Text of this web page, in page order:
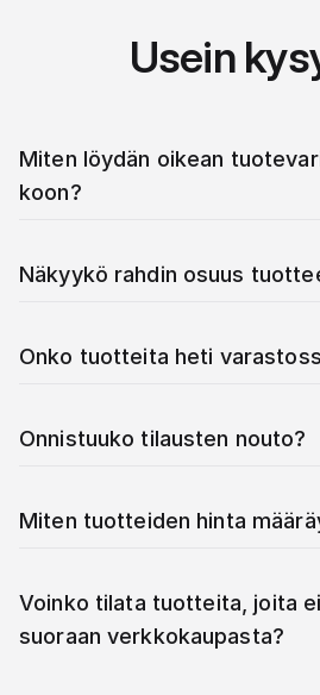
Usein
Miten löydän oikean
koon?
Näkyykö rahdin osuus
Onko tuotteita heti
Onnistuuko tilausten nouto?
Miten tuotteiden hinta
Voinko tilata tuotteita, joita
suoraan verkkokaupasta?